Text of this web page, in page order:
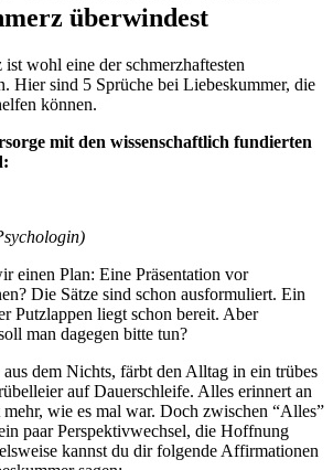
überwindest
wohl eine der schmerzhaftesten
Hier sind 5 Sprüche bei Liebeskummer, die
können.
mit den wissenschaftlich fundierten
einen Plan: Eine Präsentation vor
Die Sätze sind schon ausformuliert. Ein
Putzlappen liegt schon bereit. Aber
man dagegen bitte tun?
dem Nichts, färbt den Alltag in ein trübes
auf Dauerschleife. Alles erinnert an
wie es mal war. Doch zwischen “Alles”
paar Perspektivwechsel, die Hoffnung
kannst du dir folgende Affirmationen